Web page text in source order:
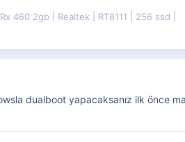
460 2gb Realtek RT8111 256 ssd
dualboot yapacaksanız ilk önce